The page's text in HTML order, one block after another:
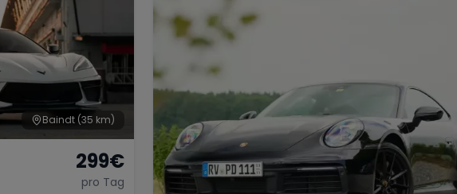
Baindt (35 km)
299€
pro Tag